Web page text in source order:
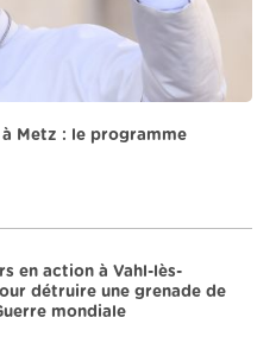
Metz : le programme
en action à Vahl-lès-
détruire une grenade de
mondiale